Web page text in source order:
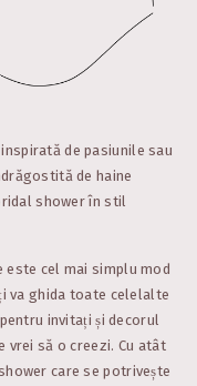
de pasiunile sau
de haine
shower în stil
este cel mai simplu mod
va ghida toate celelalte
invitați și decorul
vrei să o creezi. Cu atât
care se potrivește